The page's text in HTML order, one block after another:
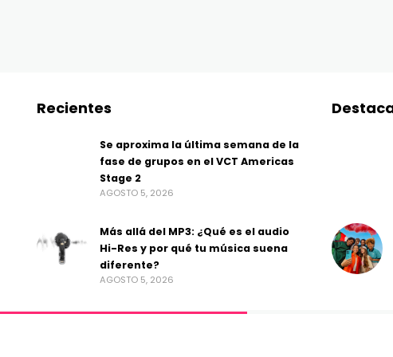
Recientes
Se aproxima la última semana de la
fase de grupos en el VCT Americas
Stage 2
AGOSTO 5, 2026
Más allá del MP3: ¿Qué es el audio
Hi-Res y por qué tu música suena
diferente?
AGOSTO 5, 2026